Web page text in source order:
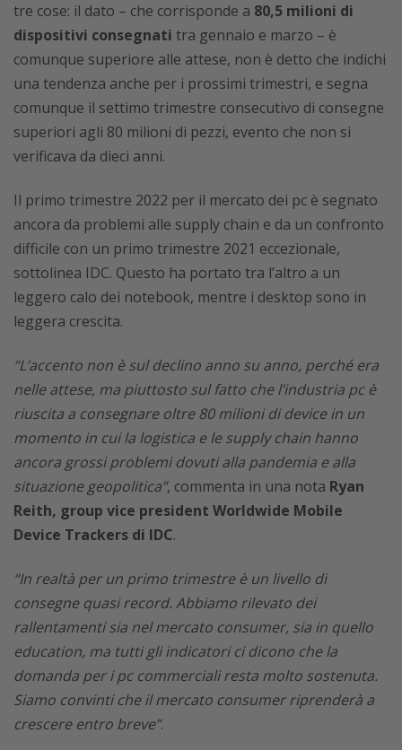
tre cose: il dato – che corrisponde a 80,5 milioni di
dispositivi consegnati tra gennaio e marzo – è
comunque superiore alle attese, non è detto che indichi
una tendenza anche per i prossimi trimestri, e segna
comunque il settimo trimestre consecutivo di consegne
superiori agli 80 milioni di pezzi, evento che non si
verificava da dieci anni.
Il primo trimestre 2022 per il mercato dei pc è segnato
ancora da problemi alle supply chain e da un confronto
difficile con un primo trimestre 2021 eccezionale,
sottolinea IDC. Questo ha portato tra l’altro a un
leggero calo dei notebook, mentre i desktop sono in
leggera crescita.
“L’accento non è sul declino anno su anno, perché era
nelle attese, ma piuttosto sul fatto che l’industria pc è
riuscita a consegnare oltre 80 milioni di device in un
momento in cui la logistica e le supply chain hanno
ancora grossi problemi dovuti alla pandemia e alla
situazione geopolitica”, commenta in una nota Ryan
Reith, group vice president Worldwide Mobile
Device Trackers di IDC.
“In realtà per un primo trimestre è un livello di
consegne quasi record. Abbiamo rilevato dei
rallentamenti sia nel mercato consumer, sia in quello
education, ma tutti gli indicatori ci dicono che la
domanda per i pc commerciali resta molto sostenuta.
Siamo convinti che il mercato consumer riprenderà a
crescere entro breve”.